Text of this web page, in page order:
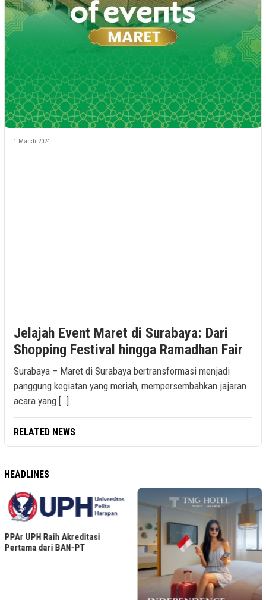
1 March 2024
Jelajah Event Maret di Surabaya: Dari
Shopping Festival hingga Ramadhan Fair
Surabaya – Maret di Surabaya bertransformasi menjadi
panggung kegiatan yang meriah, mempersembahkan jajaran
acara yang […]
RELATED NEWS
HEADLINES
PPAr UPH Raih Akreditasi
Pertama dari BAN-PT